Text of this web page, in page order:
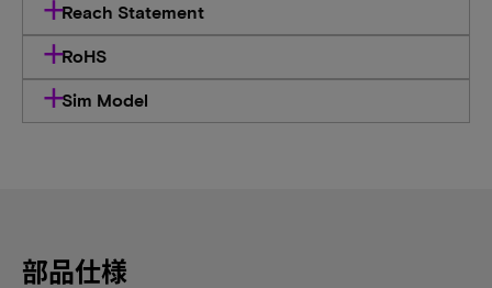
Reach Statement
RoHS
Sim Model
部品仕様